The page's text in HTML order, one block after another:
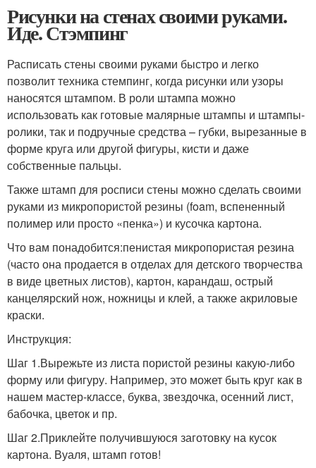
Рисунки на стенах своими руками.
Иде. Стэмпинг
Расписать стены своими руками быстро и легко
позволит техника стемпинг, когда рисунки или узоры
наносятся штампом. В роли штампа можно
использовать как готовые малярные штампы и штампы-
ролики, так и подручные средства – губки, вырезанные в
форме круга или другой фигуры, кисти и даже
собственные пальцы.
Также штамп для росписи стены можно сделать своими
руками из микропористой резины (foam, вспененный
полимер или просто «пенка») и кусочка картона.
Что вам понадобится:пенистая микропористая резина
(часто она продается в отделах для детского творчества
в виде цветных листов), картон, карандаш, острый
канцелярский нож, ножницы и клей, а также акриловые
краски.
Инструкция:
Шаг 1.Вырежьте из листа пористой резины какую-либо
форму или фигуру. Например, это может быть круг как в
нашем мастер-классе, буква, звездочка, осенний лист,
бабочка, цветок и пр.
Шаг 2.Приклейте получившуюся заготовку на кусок
картона. Вуаля, штамп готов!